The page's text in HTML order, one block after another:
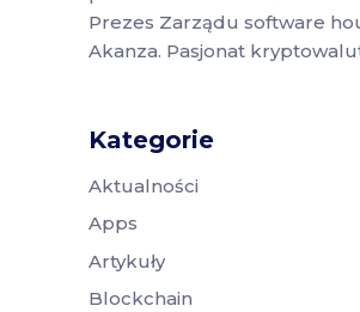
Prezes Zarządu software
Akanza. Pasjonat
Kategorie
Aktualności
Apps
Artykuły
Blockchain